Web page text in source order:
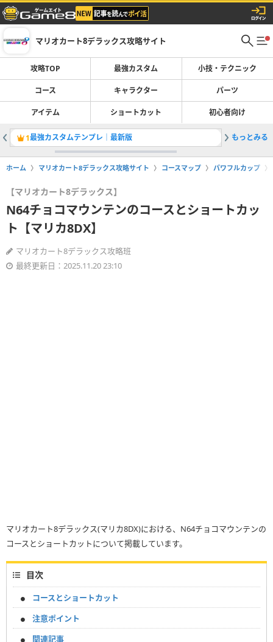
マリオカート8デラックス攻略サイト
攻略TOP 最強カスタム 小技・テクニック
コース キャラクター パーツ
アイテム ショートカット 初心者向け
1最強カスタムテンプレ｜最新版 2バトル
もっとみる
ホーム マリオカート8デラックス攻略サイト コースマップ パワフルカップ
【マリオカート8デラックス】
N64チョコマウンテンのコースとショートカッ
ト【マリカ8DX】
マリオカート8デラックス攻略班
最終更新日：2025.11.20 23:10
マリオカート8デラックス(マリカ8DX)における、N64チョコマウンテンの
コースとショートカットについて掲載しています。
目次
コースとショートカット
注意ポイント
関連記事